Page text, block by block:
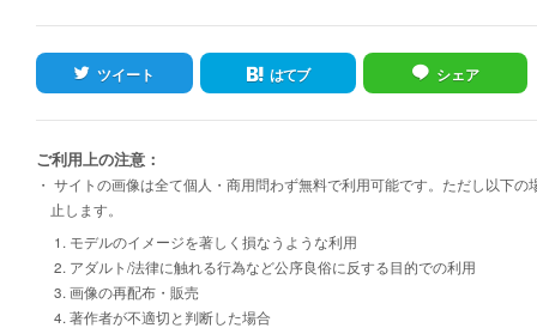
ツイート はてブ シェア
ご利用上の注意：
・ サイトの画像は全て個人・商用問わず無料で利用可能です。ただし以下の
止します。
1. モデルのイメージを著しく損なうような利用
2. アダルト/法律に触れる行為など公序良俗に反する目的での利用
3. 画像の再配布・販売
4. 著作者が不適切と判断した場合